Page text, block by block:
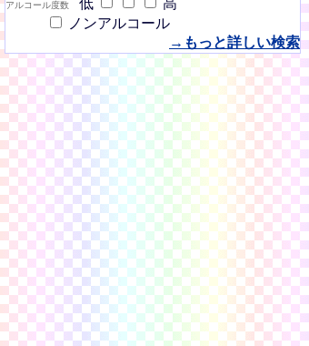
アルコール度数 低
高
ノンアルコール
→もっと詳しい検索